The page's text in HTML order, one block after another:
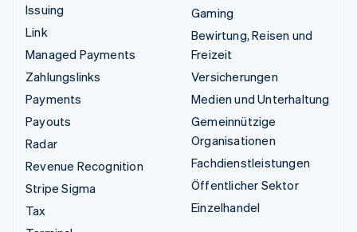
Issuing
Link
Managed Payments
Zahlungslinks
Payments
Payouts
Radar
Revenue Recognition
Stripe Sigma
Tax
Gaming
Bewirtung, Reisen und
Freizeit
Versicherungen
Medien und Unterhaltung
Gemeinnützige
Organisationen
Fachdienstleistungen
Öffentlicher Sektor
Einzelhandel